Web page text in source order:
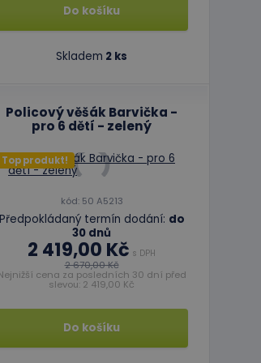
Do košíku
Skladem 2 ks
Policový věšák Barvička -
pro 6 dětí - zelený
Top produkt!
kód: 50 A5213
Předpokládaný termín dodání: do
30 dnů
2 419,00 Kč s DPH
2 670,00 Kč
cena za posledních 30 dní před
slevou: 2 419,00 Kč
Do košíku